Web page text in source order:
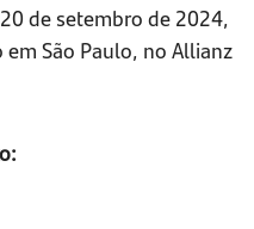
de setembro de 2024,
São Paulo, no Allianz